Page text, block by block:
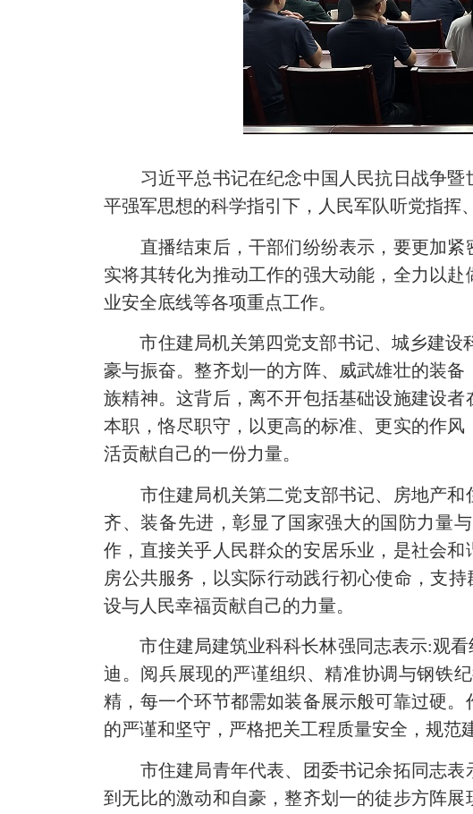
习近平总书记在纪念中国人民抗日战争暨
平强军思想的科学指引下，人民军队听党指挥
直播结束后，干部们纷纷表示，要更加紧
实将其转化为推动工作的强大动能，全力以
业安全底线等各项重点工作。
市住建局机关第四党支部书记、城乡建设
豪与振奋。整齐划一的方阵、威武雄壮的装
族精神。这背后，离不开包括基础设施建设
本职，恪尽职守，以更高的标准、更实的作
活贡献自己的一份力量。
市住建局机关第二党支部书记、房地产和
齐、装备先进，彰显了国家强大的国防力量
作，直接关乎人民群众的安居乐业，是社会
房公共服务，以实际行动践行初心使命，支
设与人民幸福贡献自己的力量。
市住建局建筑业科科长林强同志表示:观看
迪。阅兵展现的严谨组织、精准协调与钢铁
精，每一个环节都需如装备展示般可靠过硬
的严谨和坚守，严格把关工程质量安全，规范
市住建局青年代表、团委书记余拓同志表
到无比的激动和自豪，整齐划一的徒步方阵